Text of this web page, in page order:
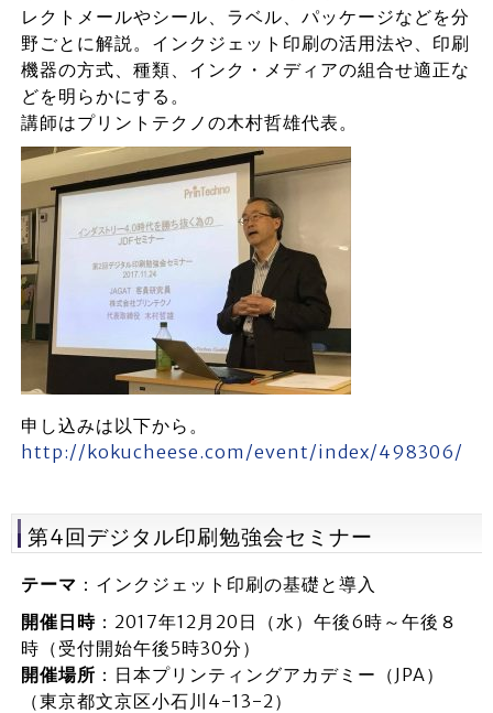
レクトメールやシール、ラベル、パッケージなどを分
野ごとに解説。インクジェット印刷の活用法や、印刷
機器の方式、種類、インク・メディアの組合せ適正な
どを明らかにする。
講師はプリントテクノの木村哲雄代表。
申し込みは以下から。
http://kokucheese.com/event/index/498306/
第4回デジタル印刷勉強会セミナー
テーマ ：インクジェット印刷の基礎と導入
開催日時：2017年12月20日（水）午後6時～午後８
時（受付開始午後5時30分）
開催場所 ：日本プリンティングアカデミー（JPA）
（東京都文京区小石川4-13-2）